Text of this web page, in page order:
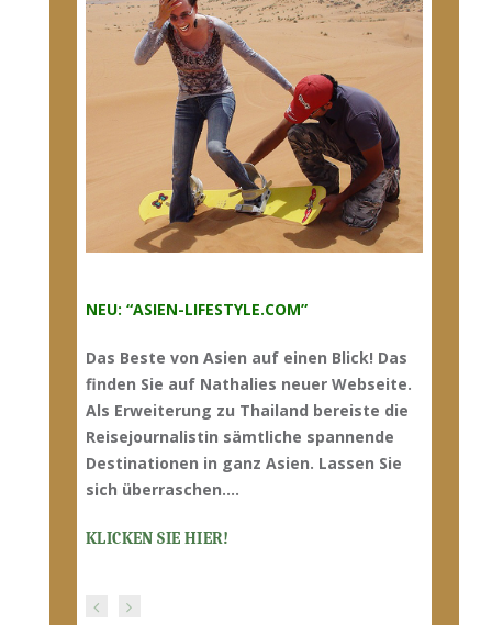
LIFESTYLE.COM”
Asien auf einen Blick! Das
Nathalies neuer Webseite.
zu Thailand bereiste die
sämtliche spannende
in ganz Asien. Lassen Sie
NEU: “ASIEN-LIFESTYLE.COM”
Das Beste von Asien auf
finden Sie auf Nathalies
Als Erweiterung zu Thailand
Reisejournalistin sämtliche
Destinationen in ganz Asien.